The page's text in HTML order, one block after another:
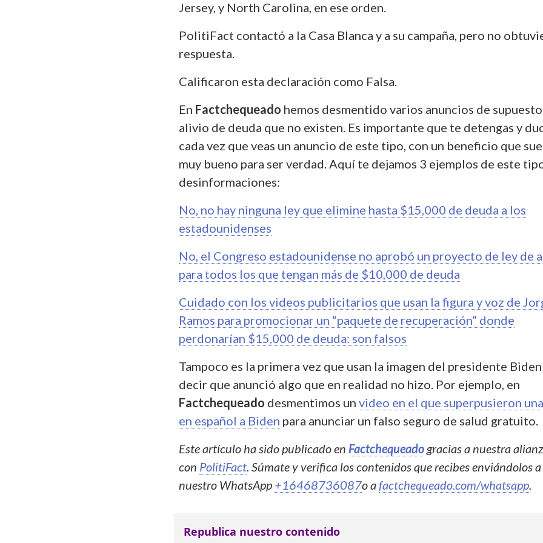
Jersey, y North Carolina, en ese orden.
PolitiFact contactó a la Casa Blanca y a su campaña, pero no
respuesta.
Calificaron esta declaración como Falsa.
En Factchequeado hemos desmentido varios anuncios de supuesto
alivio de deuda que no existen. Es importante que te detengas y
cada vez que veas un anuncio de este tipo, con un beneficio que
muy bueno para ser verdad. Aquí te dejamos 3 ejemplos de este
desinformaciones:
No, no hay ninguna ley que elimine hasta $15,000 de deuda a los
estadounidenses
No, el Congreso estadounidense no aprobó un proyecto de ley de
para todos los que tengan más de $10,000 de deuda
Cuidado con los videos publicitarios que usan la figura y voz de
Ramos para promocionar un “paquete de recuperación” donde
perdonarían $15,000 de deuda: son falsos
Tampoco es la primera vez que usan la imagen del presidente
decir que anunció algo que en realidad no hizo. Por ejemplo, en
Factchequeado desmentimos un video en el que superpusieron
en español a Biden para anunciar un falso seguro de salud gratuito.
Este artículo ha sido publicado en Factchequeado gracias a nuestra
con PolitiFact . Súmate y verifica los contenidos que recibes enviándolos a
nuestro WhatsApp +16468736087o afactchequeado.com/whatsapp
Republica nuestro contenido